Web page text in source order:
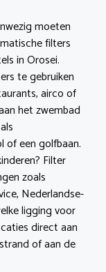
moeten
filters
in Orosei.
te gebruiken
airco of
het zwembad
een golfbaan.
Filter
zoals
Nederlandse-
ligging voor
direct aan
of aan de